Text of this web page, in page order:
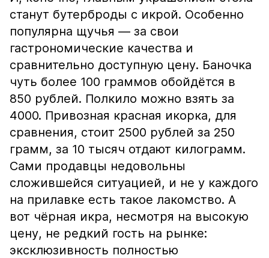
станут бутерброды с икрой. Особенно
популярна щучья — за свои
гастрономические качества и
сравнительно доступную цену. Баночка
чуть более 100 граммов обойдётся в
850 рублей. Полкило можно взять за
4000. Привозная красная икорка, для
сравнения, стоит 2500 рублей за 250
грамм, за 10 тысяч отдают килограмм.
Сами продавцы недовольны
сложившейся ситуацией, и не у каждого
на прилавке есть такое лакомство. А
вот чёрная икра, несмотря на высокую
цену, не редкий гость на рынке:
эксклюзивность полностью